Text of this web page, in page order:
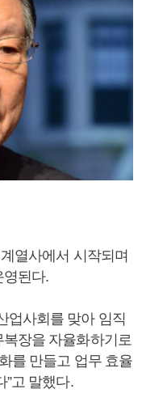
열사에서 시작되며
영된다.
업사회를 맞아 임직
장을 자율화하기로
를 만들고 업무 효율
”고 말했다.